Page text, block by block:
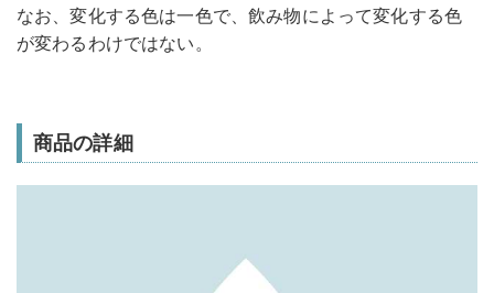
なお、変化する色は一色で、飲み物によって変化する色
が変わるわけではない。
商品の詳細